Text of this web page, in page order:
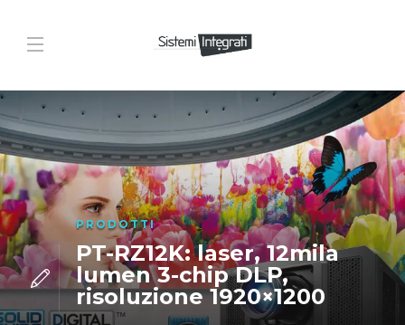
PRODOTTI
PT-RZ12K: laser, 12mila
lumen 3-chip DLP,
risoluzione 1920×1200